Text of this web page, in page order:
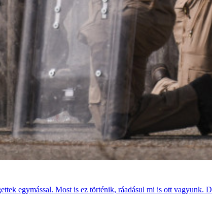
egymással. Most is ez történik, ráadásul mi is ott vagyunk.